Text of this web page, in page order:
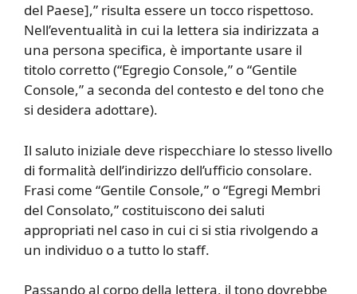
del Paese],” risulta essere un tocco rispettoso.
Nell’eventualità in cui la lettera sia indirizzata a
una persona specifica, è importante usare il
titolo corretto (“Egregio Console,” o “Gentile
Console,” a seconda del contesto e del tono che
si desidera adottare).
Il saluto iniziale deve rispecchiare lo stesso livello
di formalità dell’indirizzo dell’ufficio consolare.
Frasi come “Gentile Console,” o “Egregi Membri
del Consolato,” costituiscono dei saluti
appropriati nel caso in cui ci si stia rivolgendo a
un individuo o a tutto lo staff.
Passando al corpo della lettera, il tono dovrebbe